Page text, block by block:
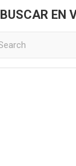
BUSCAR EN